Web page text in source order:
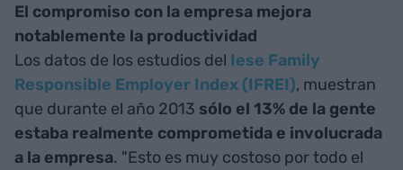
El compromiso con la empresa mejora
notablemente la productividad
Los datos de los estudios del Iese Family
Responsible Employer Index (IFREI), muestran
que durante el año 2013 sólo el 13% de la gente
estaba realmente comprometida e involucrada
a la empresa. "Esto es muy costoso por todo el